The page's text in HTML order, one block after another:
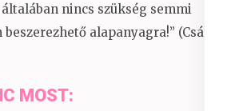
nincs szükség semmi
alapanyagra!” (Csáky
MOST: